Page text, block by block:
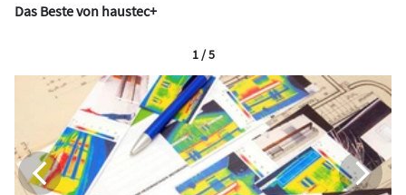
Das Beste von haustec+
1 / 5